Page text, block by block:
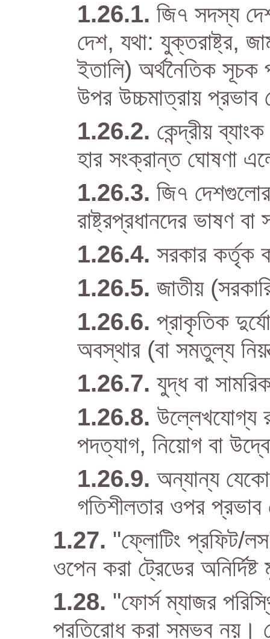
জি৭ সদস্য
দেশ, যথা: যুক্তরাষ্ট্র,
ইতালি) অর্থনৈতিক সূচক
উপর উচ্চমাত্রায় প্রভাব
কেন্দ্রীয়
হার সংক্রান্ত ঘোষণা
জি৭ দেশগুলোর
রাষ্ট্রপ্রধানদের ভাষণ
সরকার কর্তৃক
জাতীয়
প্রাকৃতিক
অবস্থার (বা সমতুল্য
যুদ্ধ বা
উল্লেখযোগ্য
পদত্যাগ, নিয়োগ বা
অন্যান্য
গতিশীলতার ওপর
"ফ্লোটিং প্রফিট/
ওপেন করা ট্রেডের
"ফোর্স ম্যাজর
প্রতিরোধ করা সম্ভব নয়।